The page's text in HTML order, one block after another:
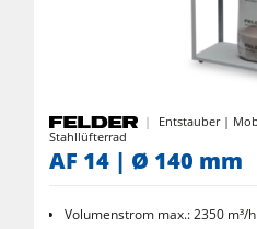
F4Solutions Software
Projektmanagement
Entstauber |
Stahllüfterrad
AF 14 | Ø 140 mm
Volumenstrom max.: 2350 m³/h